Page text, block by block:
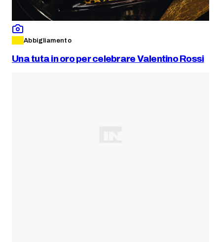
Abbigliamento
Una tuta in oro per celebrare Valentino Rossi